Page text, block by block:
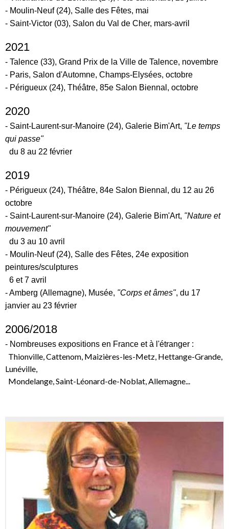
- Moulin-Neuf (24), Salle des Fêtes, mai
- Saint-Victor (03), Salon du Val de Cher, mars-avril
2021
- Talence (33), Grand Prix de la Ville de Talence, novembre
- Paris, Salon d'Automne, Champs-Elysées, octobre
- Périgueux (24), Théâtre, 85e Salon Biennal, octobre
2020
- Saint-Laurent-sur-Manoire (24), Galerie Bim'Art, "Le temps
qui passe"
du 8 au 22 février
2019
- Périgueux (24), Théâtre, 84e Salon Biennal, du 12 au 26
octobre
- Saint-Laurent-sur-Manoire (24), Galerie Bim'Art, "Nature et
mouvement"
du 3 au 10 avril
- Moulin-Neuf (24), Salle des Fêtes, 24e exposition
peintures/sculptures
6 et 7 avril
- Amberg (Allemagne), Musée, "Corps et âmes", du 17
janvier au 23 février
2006/2018
- Nombreuses expositions en France et à l'étranger :
Thionville, Cattenom, Maizières-les-Metz, Hettange-Grande,
Lunéville,
Mondelange, Saint-Léonard-de-Noblat, Allemagne...